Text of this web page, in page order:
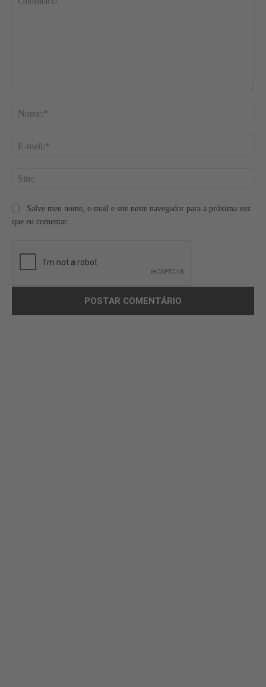
Salve meu nome, e-mail e site neste navegador para a próxima vez
que eu comentar.